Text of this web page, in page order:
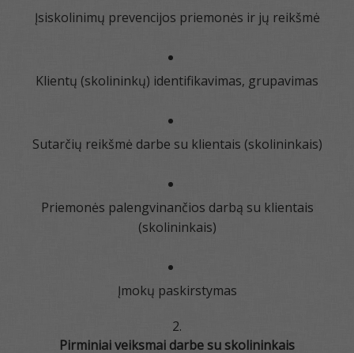
Įsiskolinimų prevencijos priemonės ir jų reikšmė
Klientų (skolininkų) identifikavimas, grupavimas
Sutarčių reikšmė darbe su klientais (skolininkais)
Priemonės palengvinančios darbą su klientais
(skolininkais)
Įmokų paskirstymas
Pirminiai veiksmai darbe su skolininkais